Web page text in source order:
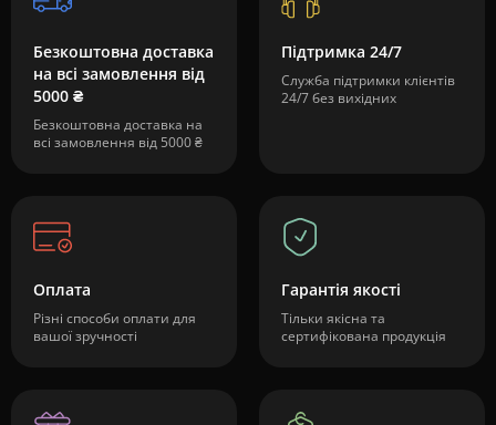
Безкоштовна доставка
на всі замовлення від
5000 ₴
Безкоштовна доставка на
всі замовлення від 5000 ₴
Підтримка 24/7
Служба підтримки клієнтів
24/7 без вихідних
Оплата
Різні способи оплати для
вашої зручності
Гарантія якості
Тільки якісна та
сертифікована продукція